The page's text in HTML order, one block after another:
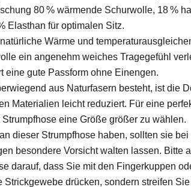
80 % wärmende Schurwolle, 18 %
Elasthan für optimalen Sitz.
Wärme und
ein angenehm weiches Tragegefühl
eine gute Passform ohne Einengen.
aus Naturfasern besteht, ist die
Materialien leicht reduziert. Für eine
eine Größe größer zu wählen.
dieser Strumpfhose haben, sollten sie
besondere Vorsicht walten lassen. Bitte
darauf, dass Sie mit den Fingerkuppen
Strickgewebe drücken, sondern streifen